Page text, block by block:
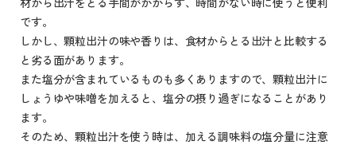
です。
しかし、顆粒出汁の味や香りは、食材からとる出汁と比較する
と劣る面があります。
また塩分が含まれているものも多くありますので、顆粒出汁に
しょうゆや味噌を加えると、塩分の摂り過ぎになることがあり
ます。
そのため、顆粒出汁を使う時は、加える調味料の塩分量に注意